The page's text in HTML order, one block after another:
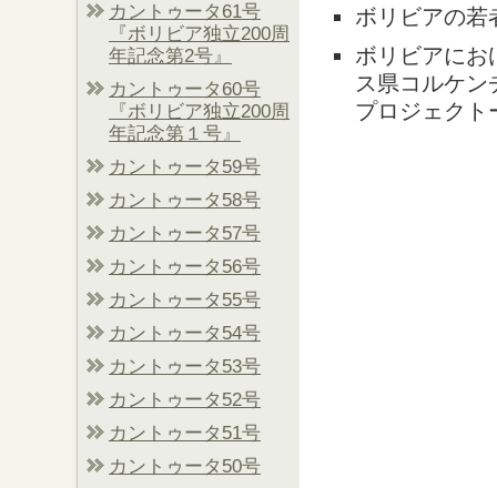
カントゥータ61号
『ボリビア独立200周
年記念第2号』
カントゥータ60号
『ボリビア独立200周
年記念第１号』
カントゥータ59号
カントゥータ58号
カントゥータ57号
カントゥータ56号
カントゥータ55号
カントゥータ54号
カントゥータ53号
カントゥータ52号
カントゥータ51号
カントゥータ50号
ボリビアの若
ボリビアにお
ス県コルケ
プロジェクト